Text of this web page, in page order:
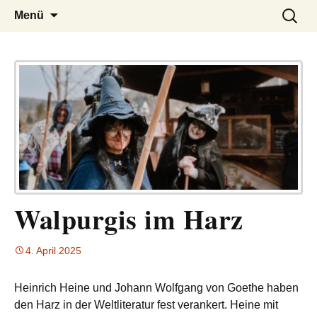
LUCKX
– das Magazin
Menü
Suchen
nach:
Walpurgis im Harz
4. April 2025
Heinrich Heine und Johann Wolfgang von Goethe haben
den Harz in der Weltliteratur fest verankert. Heine mit